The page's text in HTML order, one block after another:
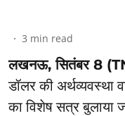
3 min read
लखनऊ, सितंबर 8
डॉलर की अर्थव्यवस्था
का विशेष सत्र बुलाया